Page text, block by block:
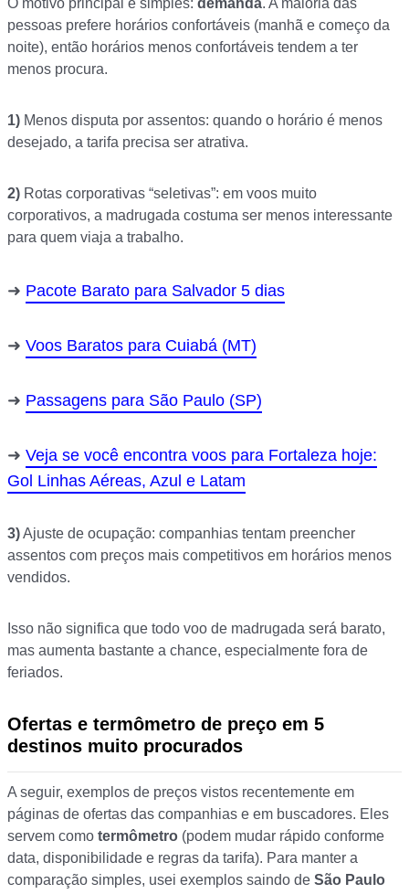
O motivo principal é simples: demanda. A maioria das
pessoas prefere horários confortáveis (manhã e começo da
noite), então horários menos confortáveis tendem a ter
menos procura.
1) Menos disputa por assentos: quando o horário é menos
desejado, a tarifa precisa ser atrativa.
2) Rotas corporativas “seletivas”: em voos muito
corporativos, a madrugada costuma ser menos interessante
para quem viaja a trabalho.
Pacote Barato para Salvador 5 dias
Voos Baratos para Cuiabá (MT)
Passagens para São Paulo (SP)
Veja se você encontra voos para Fortaleza hoje:
Gol Linhas Aéreas, Azul e Latam
3)Ajuste de ocupação: companhias tentam preencher
assentos com preços mais competitivos em horários menos
vendidos.
Isso não significa que todo voo de madrugada será barato,
mas aumenta bastante a chance, especialmente fora de
feriados.
Ofertas e termômetro de preço em 5
destinos muito procurados
A seguir, exemplos de preços vistos recentemente em
páginas de ofertas das companhias e em buscadores. Eles
servem como termômetro (podem mudar rápido conforme
data, disponibilidade e regras da tarifa). Para manter a
comparação simples, usei exemplos saindo de São Paulo